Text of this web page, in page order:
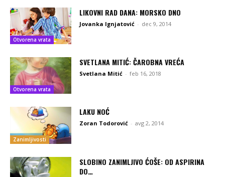
Otvorena vrata
LIKOVNI RAD DANA: MORSKO DNO
Jovanka Ignjatović - dec 9, 2014
Otvorena vrata
SVETLANA MITIĆ: ČAROBNA VREĆA
Svetlana Mitić - feb 16, 2018
Zanimljivosti
LAKU NOĆ
Zoran Todorović - avg 2, 2014
SLOBINO ZANIMLJIVO ĆOŠE: OD ASPIRINA
DO…